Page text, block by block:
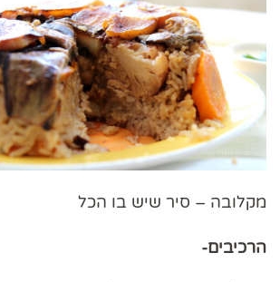
מקלובה – סיר שיש בו הכל
הרכיבים-